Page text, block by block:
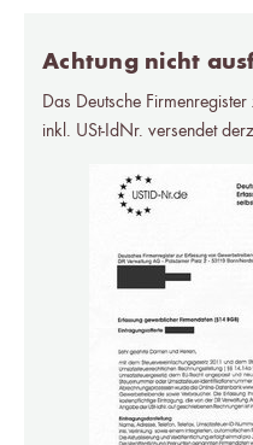
Achtung nicht
Das Deutsche
inkl. USt-IdNr. versendet